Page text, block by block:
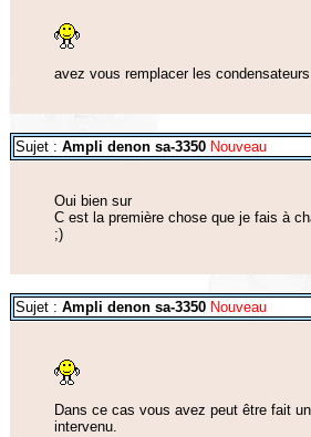
avez vous remplacer les
Sujet : Ampli denon sa-3350 Nouveau
Oui bien sur
C est la première chose que je fais à
;)
Sujet : Ampli denon sa-3350 Nouveau
Dans ce cas vous avez peut être fait
intervenu.